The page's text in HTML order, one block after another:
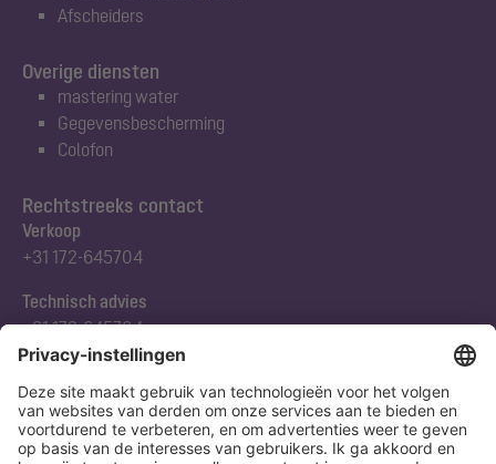
Afscheiders
Rechtstreeks contact
Verkoop
+31 172-645704
Technisch advies
+31 172-645704
Abonneert u zich op onze nieuwsbrief
Nu aanmelden
Overige diensten
mastering water
Gegevensbescherming
Colofon